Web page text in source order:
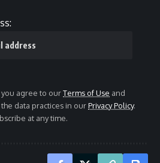
you agree to ourTerms of Use and
data practices in ourPrivacy Policy.
at any time.